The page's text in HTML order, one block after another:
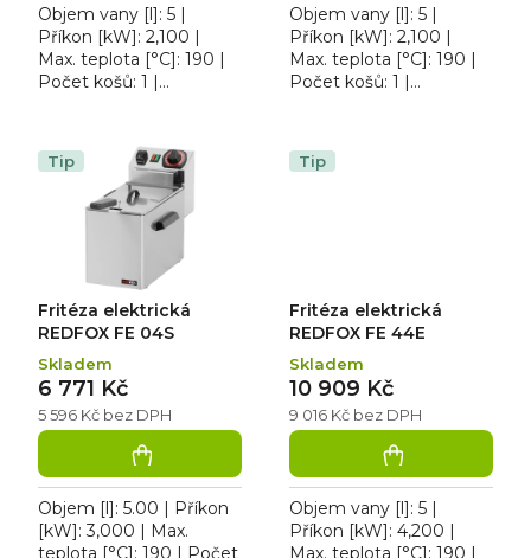
Objem vany [l]: 5 |
Příkon [kW]: 2,100 |
Max. teplota [°C]: 190 |
Počet košů: 1 |
kg/h • bez výpusti • 1
vana •...
Objem vany [l]: 5 |
Příkon [kW]: 2,100 |
Max. teplota [°C]: 190 |
Počet košů: 1 |
Elektrická fritéza –
výkon 4 kg/h • bez...
Tip
Fritéza elektrická
REDFOX FE 04S
Skladem
5 596 Kč bez DPH
6 771 Kč
Objem [l]: 5.00 | Příkon
[kW]: 3,000 | Max.
teplota [°C]: 190 | Počet
Tip
Fritéza elektrická
REDFOX FE 44E
Skladem
9 016 Kč bez DPH
10 909 Kč
Objem vany [l]: 5 |
Příkon [kW]: 4,200 |
Max. teplota [°C]: 190 |